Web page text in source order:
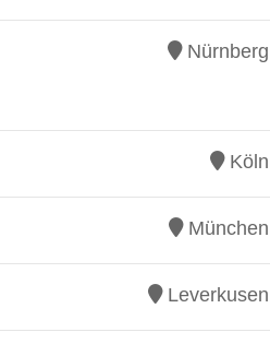
Nürnberg
Köln
München
Leverkusen